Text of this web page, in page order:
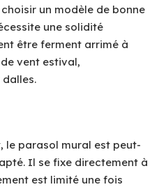
un modèle de bonne
une solidité
être ferment arrimé à
vent estival,
dalles.
le parasol mural est peut-
Il se fixe directement à
est limité une fois